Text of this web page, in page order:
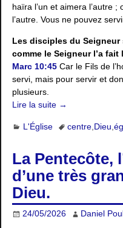
haïra l’un et aimera l’autre ;
l’autre. Vous ne pouvez
Les disciples du
comme le Seigneur l’a fait
Marc 10:45 Car le Fils de
servi, mais pour servir et
plusieurs.
Lire la suite →
L'Église centre, Dieu
La Pentecôte,
d’une très
Dieu.
24/05/2026 Daniel